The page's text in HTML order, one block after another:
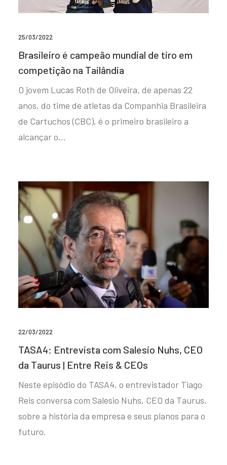
25/03/2022
Brasileiro é campeão mundial de tiro em
competição na Tailândia
O jovem Lucas Roth de Oliveira, de apenas 22
anos, do time de atletas da Companhia Brasileira
de Cartuchos (CBC), é o primeiro brasileiro a
alcançar o…
22/03/2022
TASA4: Entrevista com Salesio Nuhs, CEO
da Taurus | Entre Reis & CEOs
Neste episódio do TASA4, o entrevistador Tiago
Reis conversa com Salesio Nuhs, CEO da Taurus,
sobre a história da empresa e seus planos para o
futuro.